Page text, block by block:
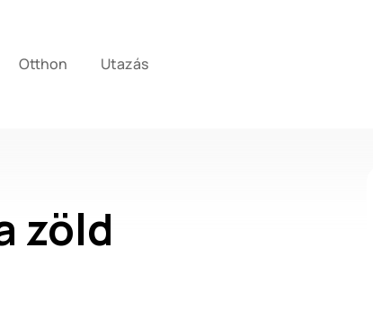
Otthon Utazás
zöld